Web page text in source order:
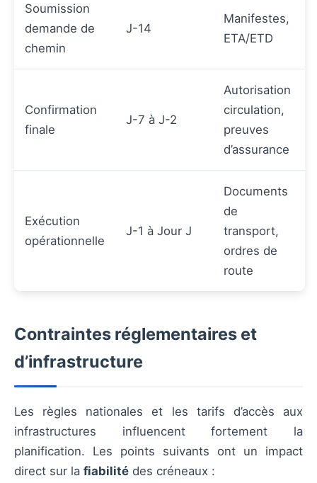
Soumission
demande de
chemin
J-14
Manifestes,
ETA/ETD
Confirmation
finale
J-7 à J-2
Autorisation
circulation,
preuves
d’assurance
Exécution
opérationnelle
J-1 à Jour J
Documents
de
transport,
ordres de
route
Contraintes réglementaires et
d’infrastructure
Les règles nationales et les tarifs d’accès aux
infrastructures influencent fortement la
planification. Les points suivants ont un impact
direct sur la fiabilité des créneaux :